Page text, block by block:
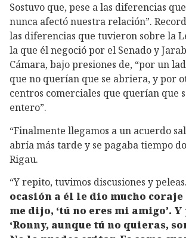
Sostuvo que, pese a las diferencias
nunca afectó nuestra relación”.
las diferencias que tuvieron sobre la
la que él negoció por el Senado y
Cámara, bajo presiones de, “por un
que no querían que se abriera, y por
centros comerciales que querían que
entero”.
“Finalmente llegamos a un acuerdo
abría más tarde y se pagaba tiempo
Rigau.
“Y repito, tuvimos discusiones y peleas.
ocasión a él le dio mucho coraje
me dijo, ‘tú no eres mi amigo’.
‘Ronny, aunque tú no quieras,